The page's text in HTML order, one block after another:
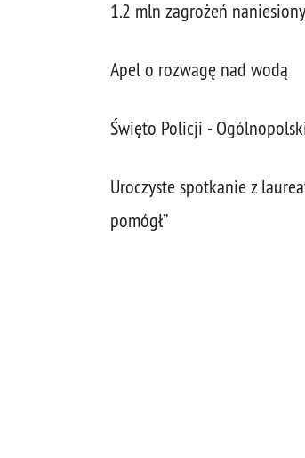
1.2 mln zagrożeń
Apel o rozwagę nad wodą
Święto Policji -
Uroczyste spotkanie z
pomógł”